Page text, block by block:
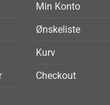
Min Konto
Ønskeliste
Kurv
Checkout